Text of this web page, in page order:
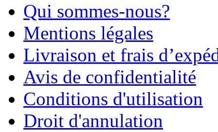
Qui sommes-nous?
Mentions légales
Livraison et frais
Avis de confidentialité
Conditions d'utilisation
Droit d'annulation